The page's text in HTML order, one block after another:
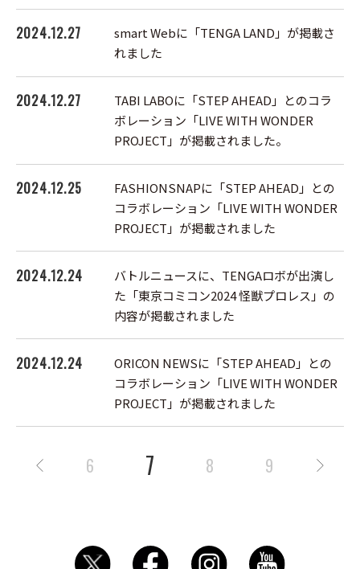
2024.12.27
smart Webに「TENGA LAND」が掲載さ
れました
2024.12.27
TABI LABOに「STEP AHEAD」とのコラ
ボレーション「LIVE WITH WONDER
PROJECT」が掲載されました。
2024.12.25
FASHIONSNAPに「STEP AHEAD」との
コラボレーション「LIVE WITH WONDER
PROJECT」が掲載されました
2024.12.24
バトルニュースに、TENGAロボが出演し
た「東京コミコン2024 怪獣プロレス」の
内容が掲載されました
2024.12.24
ORICON NEWSに「STEP AHEAD」との
コラボレーション「LIVE WITH WONDER
PROJECT」が掲載されました
6 7 8 9